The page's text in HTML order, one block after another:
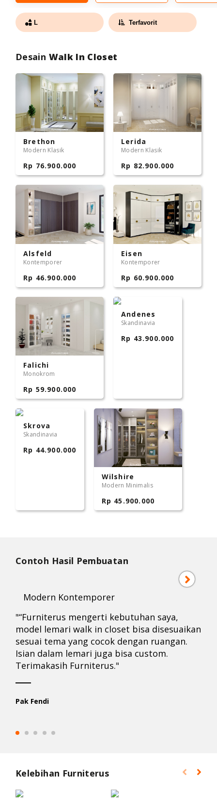
L Terfavorit
Desain Walk In Closet
Brethon
Modern Klasik
Rp 76.900.000
Lerida
Modern Klasik
Rp 82.900.000
Alsfeld
Kontemporer
Rp 46.900.000
Eisen
Kontemporer
Rp 60.900.000
Falichi
Monokrom
Rp 59.900.000
Andenes
Skandinavia
Rp 43.900.000
Skrova
Skandinavia
Rp 44.900.000
Wilshire
Modern Minimalis
Rp 45.900.000
Contoh Hasil Pembuatan
Modern Kontemporer
"“Furniterus mengerti kebutuhan saya,
model lemari walk in closet bisa disesuaikan
sesuai tema yang cocok dengan ruangan.
Isian dalam lemari juga bisa custom.
Terimakasih Furniterus."
Pak Fendi
Kelebihan Furniterus